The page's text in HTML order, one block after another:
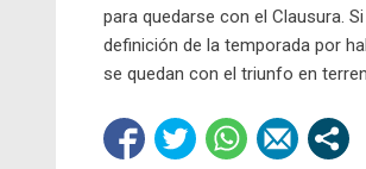
para quedarse con el Clausura.
definición de la temporada por
se quedan con el triunfo en